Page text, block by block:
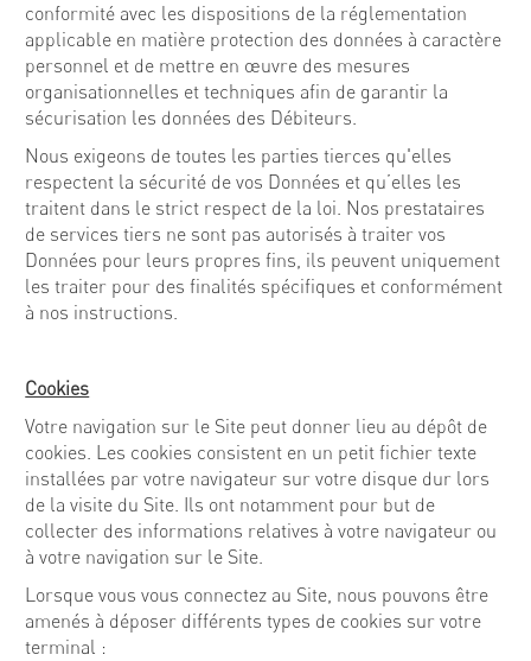
conformité avec les dispositions de la réglementation
applicable en matière protection des données à caractère
personnel et de mettre en œuvre des mesures
organisationnelles et techniques afin de garantir la
sécurisation les données des Débiteurs.
Nous exigeons de toutes les parties tierces qu'elles
respectent la sécurité de vos Données et qu’elles les
traitent dans le strict respect de la loi. Nos prestataires
de services tiers ne sont pas autorisés à traiter vos
Données pour leurs propres fins, ils peuvent uniquement
les traiter pour des finalités spécifiques et conformément
à nos instructions.
Cookies
Votre navigation sur le Site peut donner lieu au dépôt de
cookies. Les cookies consistent en un petit fichier texte
installées par votre navigateur sur votre disque dur lors
de la visite du Site. Ils ont notamment pour but de
collecter des informations relatives à votre navigateur ou
à votre navigation sur le Site.
Lorsque vous vous connectez au Site, nous pouvons être
amenés à déposer différents types de cookies sur votre
terminal :